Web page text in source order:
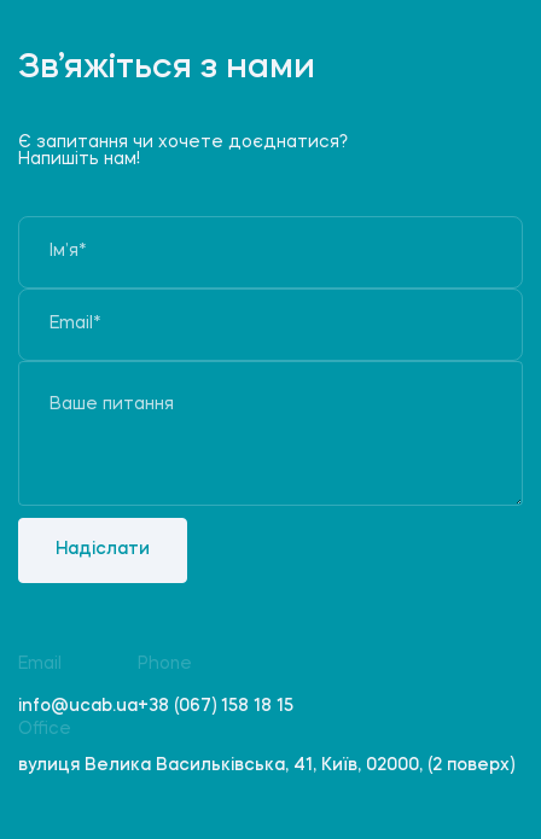
Зв’яжіться з нами
Є запитання чи хочете доєднатися?
Напишіть нам!
Надіслати
Email
info@ucab.ua
Phone
+38 (067) 158 18 15
Office
вулиця Велика Васильківська, 41, Київ, 02000, (2 поверх)